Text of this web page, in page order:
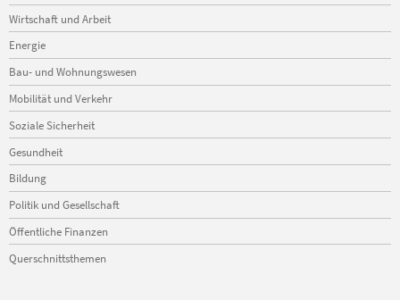
Wirtschaft und Arbeit
Energie
Bau- und Wohnungswesen
Mobilität und Verkehr
Soziale Sicherheit
Gesundheit
Bildung
Politik und Gesellschaft
Öffentliche Finanzen
Querschnittsthemen